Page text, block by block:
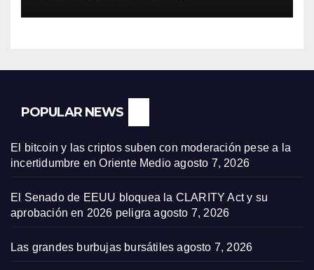
POPULAR NEWS
El bitcoin y las criptos suben con moderación pese a la
incertidumbre en Oriente Medio agosto 7, 2026
El Senado de EEUU bloquea la CLARITY Act y su
aprobación en 2026 peligra agosto 7, 2026
Las grandes burbujas bursátiles agosto 7, 2026